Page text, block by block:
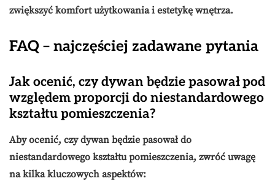
zwiększyć komfort użytkowania i estetykę wnętrza.
FAQ – najczęściej zadawane pytania
Jak ocenić, czy dywan będzie pasował pod
względem proporcji do niestandardowego
kształtu pomieszczenia?
Aby ocenić, czy dywan będzie pasował do
niestandardowego kształtu pomieszczenia, zwróć uwagę
na kilka kluczowych aspektów: